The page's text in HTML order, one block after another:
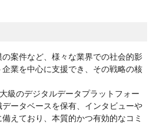
案件など、様々な業界での社会的影
業を中心に支援でき、その戦略の核
級のデジタルデータプラットフォー
ータベースを保有、インタビューや
えており、本質的かつ有効的なコミ